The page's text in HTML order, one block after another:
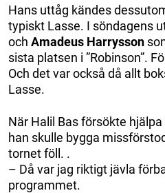
Hans uttåg kändes
typiskt Lasse. I söndagens
och Amadeus Harrysson
sista platsen i ”Robinson”.
Och det var också då allt
Lasse.
När Halil Bas försökte
han skulle bygga
tornet föll. .
– Då var jag riktigt jävla
programmet.